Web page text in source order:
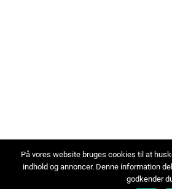
På vores website bruges cookies til at
indhold og annoncer. Denne information
godkender